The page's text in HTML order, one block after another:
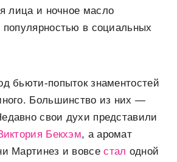
лица и ночное масло
популярностью в социальных
бьюти-попыток знаментостей
Большинство из них —
свои духи представили
Бекхэм, а аромат
Мартинез и вовсестал одной